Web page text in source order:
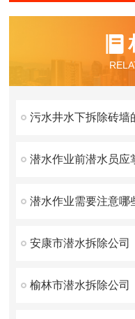
污水井水下拆除砖墙
潜水作业前潜水员应
潜水作业需要注意哪
安康市潜水拆除公司
榆林市潜水拆除公司